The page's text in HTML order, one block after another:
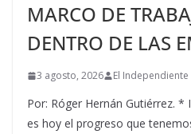
MARCO DE
DENTRO DE LAS
3 agosto, 2026 El Independiente
Por: Róger Hernán Gutiérrez.
es hoy el progreso que